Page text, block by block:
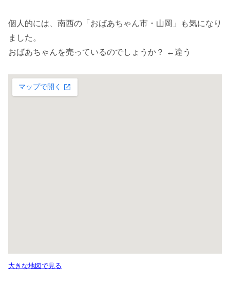
個人的には、南西の「おばあちゃん市・山岡」も気になり
ました。
おばあちゃんを売っているのでしょうか？ ←違う
大きな地図で見る